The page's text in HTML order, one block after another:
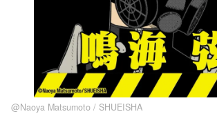
@Naoya Matsumoto / SHUEISHA